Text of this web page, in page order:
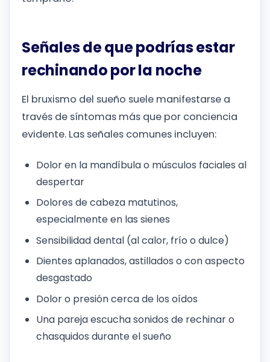
Señales de que podrías estar
rechinando por la noche
El bruxismo del sueño suele manifestarse a
través de síntomas más que por conciencia
evidente. Las señales comunes incluyen:
Dolor en la mandíbula o músculos faciales al
despertar
Dolores de cabeza matutinos,
especialmente en las sienes
Sensibilidad dental (al calor, frío o dulce)
Dientes aplanados, astillados o con aspecto
desgastado
Dolor o presión cerca de los oídos
Una pareja escucha sonidos de rechinar o
chasquidos durante el sueño